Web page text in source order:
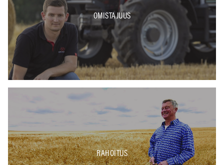
OMISTAJUUS
RAHOITUS